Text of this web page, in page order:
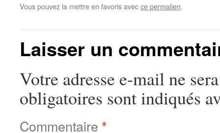
Vous pouvez la mettre en favoris avecce permalien.
Laisser un
Votre adresse e-mail ne
obligatoires sont indiqués
Commentaire *